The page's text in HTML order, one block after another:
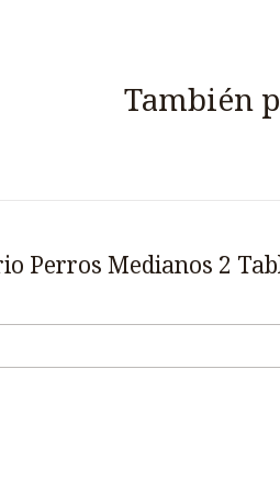
También
Perros Medianos 2